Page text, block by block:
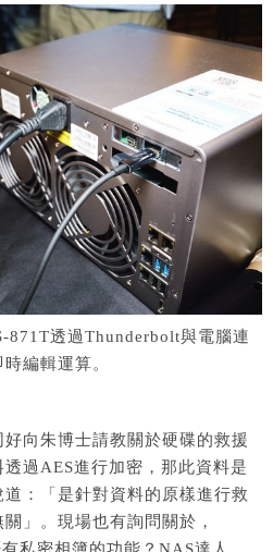
871T透過Thunderbolt與電腦連
編輯運算。
向朱博士請教關於硬碟的救援
過AES進行加密，那此資料是
：「是針對資料的原樣進行救
」。現場也有詢問關於，